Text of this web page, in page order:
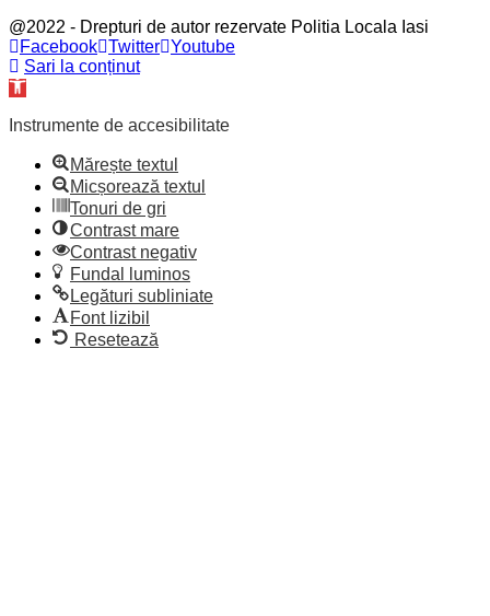
@2022 - Drepturi de autor rezervate Politia Locala Iasi
Facebook Twitter Youtube
Sari la conținut
Deschide
de
Instrumente de accesibilitate
Mărește textul
Micșorează textul
Tonuri de gri
Contrast mare
Contrast negativ
Fundal luminos
Legături subliniate
Font lizibil
Resetează